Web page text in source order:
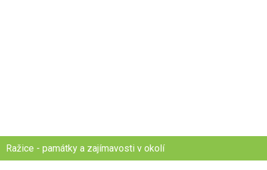
Ražice - památky a zajímavosti v okolí